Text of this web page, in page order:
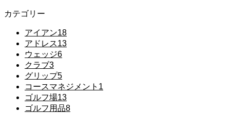
カテゴリー
アイアン18
アドレス13
ウェッジ6
クラブ3
グリップ5
コースマネジメント 1
ゴルフ場13
ゴルフ用品8